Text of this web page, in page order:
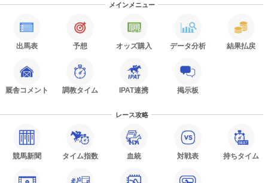
メインメニュー
出馬表 予想 オッズ購入 データ分析 結果払戻
厩舎コメント 調教タイム IPAT連携 掲示板
レース攻略
競馬新聞 タイム指数 血統 対戦表 持ちタイム